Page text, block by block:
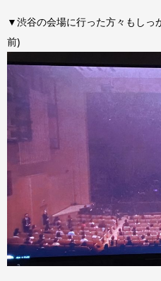
▼渋谷の会場に行った方々もしっ
前)